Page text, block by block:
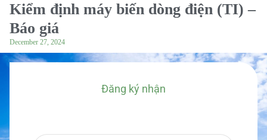
Kiểm định máy biến dòng điện (TI) –
Báo giá
December 27, 2024
Đăng ký nhận